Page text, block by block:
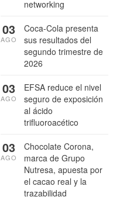
networking
Coca-Cola presenta
sus resultados del
segundo trimestre de
2026
03
AGO
EFSA reduce el nivel
seguro de exposición
al ácido
trifluoroacético
03
AGO
Chocolate Corona,
marca de Grupo
Nutresa, apuesta por
el cacao real y la
trazabilidad
03
AGO